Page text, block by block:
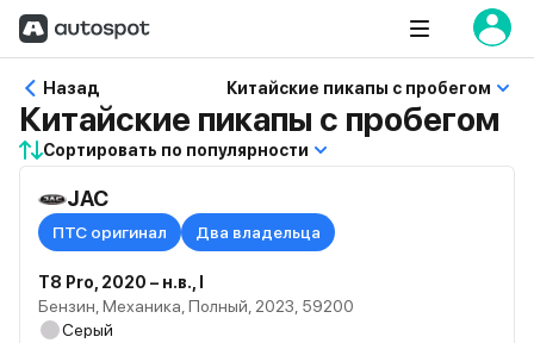
Назад Китайские пикапы с пробегом
Китайские пикапы с пробегом
Сортировать по популярности
JAC
ПТС оригинал Два владельца
T8 Pro, 2020 – н.в., I
Бензин, Механика, Полный, 2023, 59200
Серый